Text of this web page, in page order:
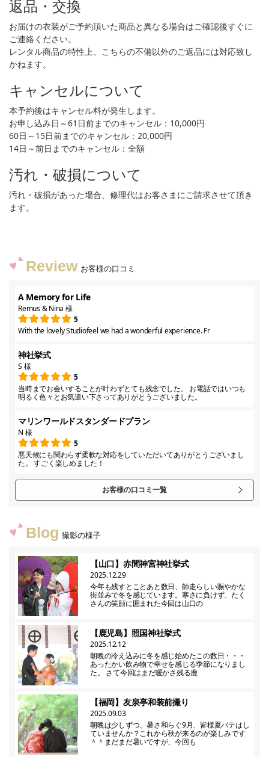
返品・交換
お届けの衣装がご予約頂いた商品と異なる場合はご確認後すぐに
ご連絡ください。
レンタル商品の特性上、こちらの不備以外のご返品には対応致し
かねます。
キャンセルについて
本予約後はキャンセル料が発生します。
お申し込み日～61日前までのキャンセル：10,000円
60日～15日前までのキャンセル：20,000円
14日～前日までのキャンセル：全額
汚れ・破損について
汚れ・破損があった場合、修理代はお客さまにご請求させて頂き
ます。
Review お客様の口コミ
A Memory for Life
Remus & Nina 様
5
With the lovely Studiofeel we had a wonderful experience. Fr
神社挙式
S 様
5
当時までお会いすることが叶わずとても残念でした。 お電話ではいつも
明るく色々とお気遣い下さってありがとうございました。
マリンワールドスタンダードプラン
N 様
5
悪天候にも関わらず柔軟な対応をしていただいてありがとうございまし
た。 すごく楽しめました！
お客様の口コミ一覧
Blog 撮影の様子
【山口】赤間神宮神社挙式
2025.12.29
今年も残すとことあと数日、師走らしい賑やかな
街並みで冬を感じています。寒さに負けず、たく
さんの笑顔に囲まれた今回は山口の
【鹿児島】照国神社挙式
2025.12.12
朝晩の冷え込みに冬を感じ始めたこの数日・・・
あったかい飲み物で幸せを感じる季節になりまし
た。 さて今回はまだ暖かさ残る鹿
【福岡】友泉亭和装前撮り
2025.09.03
朝晩は少しずつ、暑さ和らぐ9月、皆様夏バテはし
ていませんか？これから秋が来るのが楽しみです
＾＾まだまだ暑いですが、今回も